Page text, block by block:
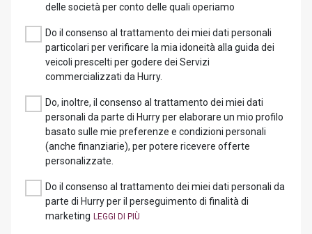
delle società per conto delle quali operiamo
Do il consenso al trattamento dei miei dati personali
particolari per verificare la mia idoneità alla guida dei
veicoli prescelti per godere dei Servizi
commercializzati da Hurry.
Do, inoltre, il consenso al trattamento dei miei dati
personali da parte di Hurry per elaborare un mio profilo
basato sulle mie preferenze e condizioni personali
(anche finanziarie), per potere ricevere offerte
personalizzate.
Do il consenso al trattamento dei miei dati personali da
parte di Hurry per il perseguimento di finalità di
marketing